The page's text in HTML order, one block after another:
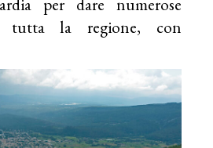
per dare numerose
tutta la regione, con